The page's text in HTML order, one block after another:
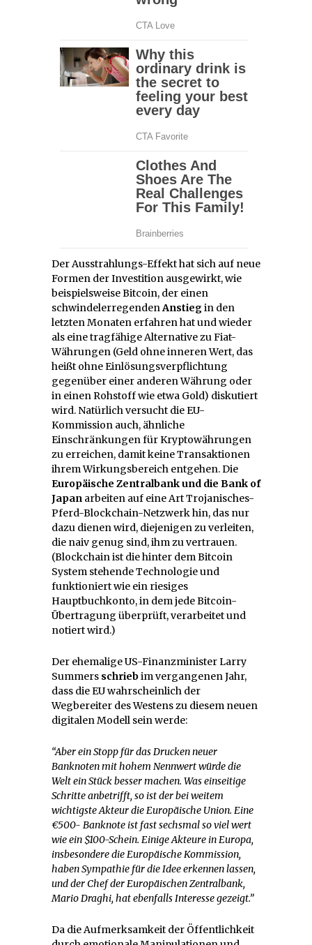
Der Ausstrahlungs-Effekt hat sich auf neue
Formen der Investition ausgewirkt, wie
beispielsweise Bitcoin, der einen
schwindelerregendenAnstiegin den
letzten Monaten erfahren hat und wieder
als eine tragfähige Alternative zu Fiat-
Währungen (Geld ohne inneren Wert, das
heißt ohne Einlösungsverpflichtung
gegenüber einer anderen Währung oder
in einen Rohstoff wie etwa Gold) diskutiert
wird. Natürlich versucht die EU-
Kommission auch, ähnliche
Einschränkungen für Kryptowährungen
zu erreichen, damit keine Transaktionen
ihrem Wirkungsbereich entgehen. Die
Europäische Zentralbankund die Bank of
Japan arbeiten auf eine Art Trojanisches-
Pferd-Blockchain-Netzwerk hin, das nur
dazu dienen wird, diejenigen zu verleiten,
die naiv genug sind, ihm zu vertrauen.
(Blockchain ist die hinter dem Bitcoin
System stehende Technologie und
funktioniert wie ein riesiges
Hauptbuchkonto, in dem jede Bitcoin-
Übertragung überprüft, verarbeitet und
notiert wird.)
Der ehemalige US-Finanzminister Larry
Summers schriebim vergangenen Jahr,
dass die EU wahrscheinlich der
Wegbereiter des Westens zu diesem neuen
digitalen Modell sein werde:
“Aber ein Stopp für das Drucken neuer
Banknoten mit hohem Nennwert würde die
Welt ein Stück besser machen. Was einseitige
Schritte anbetrifft, so ist der bei weitem
wichtigste Akteur die Europäische Union. Eine
€500- Banknote ist fast sechsmal so viel wert
wie ein $100-Schein. Einige Akteure in Europa,
insbesondere die Europäische Kommission,
haben Sympathie für die Idee erkennen lassen,
und der Chef der Europäischen Zentralbank,
Mario Draghi, hat ebenfalls Interesse gezeigt.”
Da die Aufmerksamkeit der Öffentlichkeit